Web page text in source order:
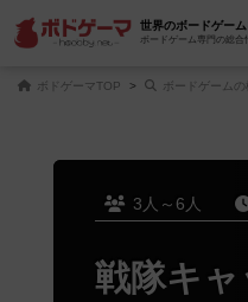
世界のボードゲーム
ボードゲーム専門の総合
ボドゲーマTOP ボードゲームの
3人～6人
戦隊キャ